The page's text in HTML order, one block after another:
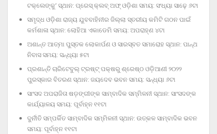
ଟକ୍‌ଲେଙ୍କୁ’ ସ୍ଥାନ: ପ୍ରେସ୍‌ କ୍ଲବ୍‌ ଅଫ୍‌ ଓଡ଼ିଶା ସମୟ: ସଂଧ୍ୟା ସାଢ଼େ ୬ଟା
ସମୃଦ୍ଧ ଓଡ଼ିଶା ରାଜ୍ୟ ଯୁବବାହିନୀର ଜିଲ୍ଲା ସ୍ତରୀୟ କମିଟି ଗଠନ ପାଇଁ
କର୍ମଶାଳା ସ୍ଥାନ: ଲୋହିଆ ଏକାଡେମି ସମୟ: ଅପରାହ୍‌ଣ ୪ଟା
ଅଶାନ୍ତ ଆତ୍ମା ପୁସ୍ତକ ଲୋକାର୍ପଣ ଓ ସାରସ୍ବତ ସମାରୋହ ସ୍ଥାନ: ପାନ୍ଥ
ନିବାସ ସମୟ: ସନ୍ଧ୍ୟା ୫ଟା
ପ୍ରଶାନ୍ତି ଚାରିଟେବୁଲ୍‌ ଟ୍ରଷ୍ଟ୍‌ ପକ୍ଷରୁ ଶ୍ରେଷ୍ଠ ଓଡ଼ିଆଣୀ ୨୦୨୨
ପୁରସ୍କାର ବିତରଣ ସ୍ଥାନ: ଜୟଦେବ ଭବନ ସମୟ: ସନ୍ଧ୍ୟା ୬ଟା
ସାଂସଦ ଅପରାଜିତା ଷଡ଼ଙ୍ଗୀଙ୍କ ସାମ୍ବାଦିକ ସମ୍ମିଳନୀ ସ୍ଥାନ: ସାଂସଦଙ୍କ
କାର୍ଯ୍ୟାଳୟ ସମୟ: ପୂର୍ବାହ୍ନ ୧୧ଟା
ଦୁର୍ନୀତି ସମ୍ପର୍କିତ ସାମ୍ବାଦିକ ସମ୍ମିଳନୀ ସ୍ଥାନ: ଉତ୍କଳ ସାମ୍ବାଦିକ ଭବନ
ସମୟ: ପୂର୍ବାହ୍ନ ୧୧ଟା